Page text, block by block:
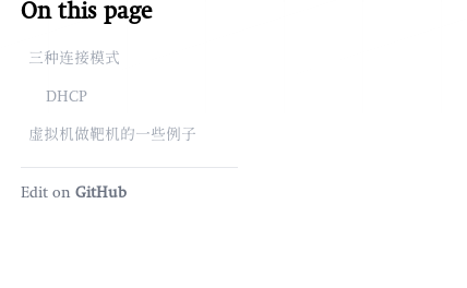
On this page
三种连接模式
DHCP
虚拟机做靶机的一些例子
Edit on GitHub